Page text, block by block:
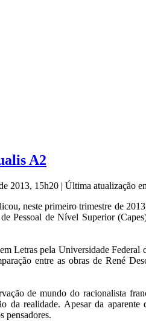
A2
2013, 15h20 | Última atualização
neste primeiro trimestre de
Pessoal de Nível Superior
Letras pela Universidade
entre as obras de René
de mundo do racionalista
da realidade. Apesar da
pensadores.